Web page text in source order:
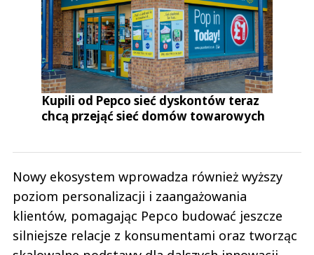
Kupili od Pepco sieć dyskontów teraz
chcą przejąć sieć domów towarowych
Nowy ekosystem wprowadza również wyższy
poziom personalizacji i zaangażowania
klientów, pomagając Pepco budować jeszcze
silniejsze relacje z konsumentami oraz tworząc